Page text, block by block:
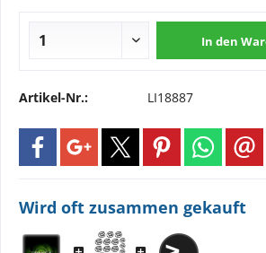
In den
Artikel-Nr.: LI18887
Wird oft zusammen gekauft